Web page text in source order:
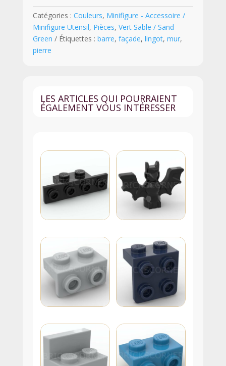
-
99563
-
Vert
Sable
Catégories : Couleurs, Minifigure - Accessoire /
Minifigure Utensil, Pièces, Vert Sable / Sand
Green
Étiquettes : barre, façade, lingot, mur,
pierre
LES ARTICLES QUI POURRAIENT
ÉGALEMENT VOUS INTÉRESSER